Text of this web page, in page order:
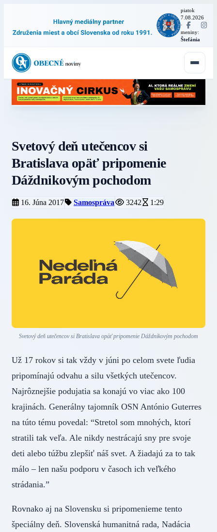
piatok
7.08.2026
·
meniny:
Štefánia
Svetový deň utečencov si
Bratislava opäť pripomenie
Dáždnikovým pochodom
16. Júna 2017 Samospráva 3242 1:29
Svetový deň utečencov si Bratislava opäť pripomenie Dáždnikovým pochodom
Už 17 rokov si tak vždy v júni po celom svete ľudia
pripomínajú odvahu a silu všetkých utečencov.
Najrôznejšie podujatia sa konajú vo viac ako 100
krajinách. Generálny tajomník OSN António Guterres
na túto tému povedal: “Stretol som mnohých, ktorí
stratili tak veľa. Ale nikdy nestrácajú sny pre svoje
deti alebo túžbu zlepšiť náš svet. A žiadajú za to tak
málo – len našu podporu v časoch ich veľkého
strádania.”
Rovnako aj na Slovensku si pripomenieme tento
špeciálny deň. Slovenská humanitná rada, Nadácia